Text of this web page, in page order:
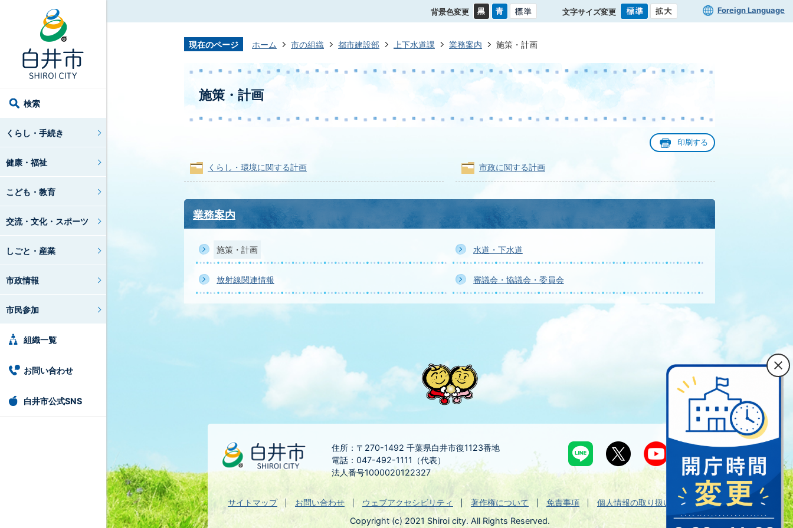
検索
くらし・手続き
健康・福祉
こども・教育
交流・文化・スポーツ
しごと・産業
市政情報
市民参加
組織一覧
お問い合わせ
白井市公式SNS
背景色変更 文字サイズ変更 Foreign Language
現在のページ ホーム 市の組織 都市建設部 上下水道課 業務案内 施策・計画
施策・計画
印刷する
くらし・環境に関する計画 市政に関する計画
業務案内
施策・計画 水道・下水道
放射線関連情報 審議会・協議会・委員会
住所：〒270-1492 千葉県白井市復1123番地
電話：047-492-1111（代表）
法人番号1000020122327
サイトマップ お問い合わせ ウェブアクセシビリティ 著作権について 免責事項
個人情報の取り扱い
Copyright (c) 2021 Shiroi city. All Rights Reserved.